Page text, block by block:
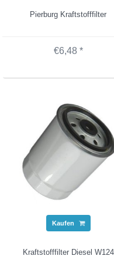
Pierburg Kraftstofffilter
€6,48 *
Kaufen
Kraftstofffilter Diesel W124